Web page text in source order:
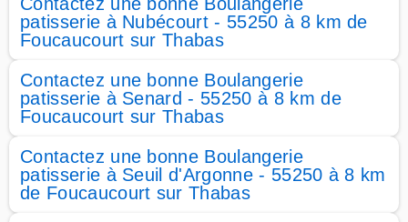
patisserie à Nubécourt - 55250 à 8 km de
Foucaucourt sur Thabas
Contactez une bonne Boulangerie
patisserie à Senard - 55250 à 8 km de
Foucaucourt sur Thabas
Contactez une bonne Boulangerie
patisserie à Seuil d'Argonne - 55250 à 8 km
de Foucaucourt sur Thabas